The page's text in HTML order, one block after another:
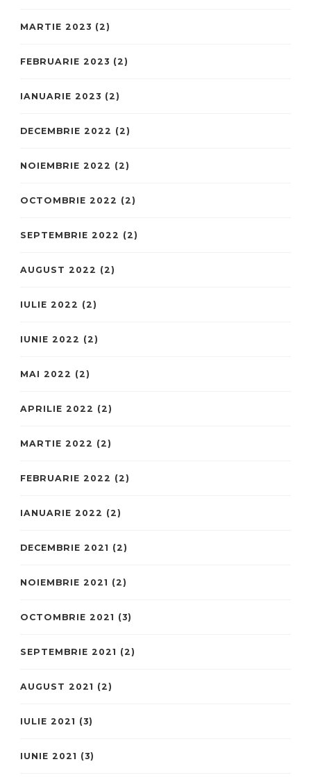
MARTIE 2023 (2)
FEBRUARIE 2023 (2)
IANUARIE 2023 (2)
DECEMBRIE 2022 (2)
NOIEMBRIE 2022 (2)
OCTOMBRIE 2022 (2)
SEPTEMBRIE 2022 (2)
AUGUST 2022 (2)
IULIE 2022 (2)
IUNIE 2022 (2)
MAI 2022 (2)
APRILIE 2022 (2)
MARTIE 2022 (2)
FEBRUARIE 2022 (2)
IANUARIE 2022 (2)
DECEMBRIE 2021 (2)
NOIEMBRIE 2021 (2)
OCTOMBRIE 2021 (3)
SEPTEMBRIE 2021 (2)
AUGUST 2021 (2)
IULIE 2021 (3)
IUNIE 2021 (3)